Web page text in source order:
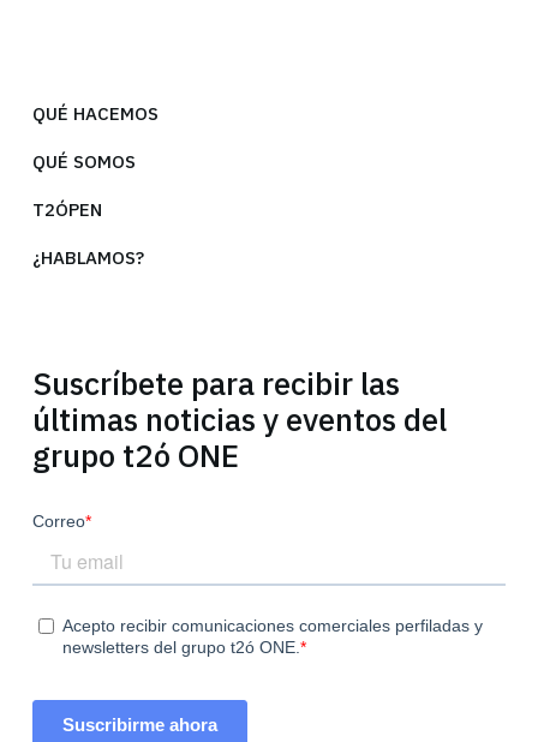
QUÉ HACEMOS
QUÉ SOMOS
T2ÓPEN
¿HABLAMOS?
Suscríbete para recibir las
últimas noticias y eventos del
grupo t2ó ONE